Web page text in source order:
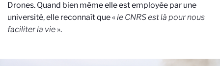
Drones. Quand bien même elle est employée par une
université, elle reconnaît que «le CNRS est là pour nous
faciliter la vie ».